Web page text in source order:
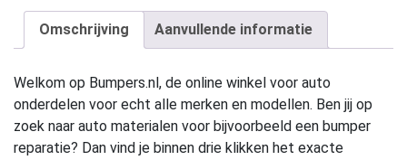
Omschrijving Aanvullende informatie
Welkom op Bumpers.nl, de online winkel voor auto
onderdelen voor echt alle merken en modellen. Ben jij op
zoek naar auto materialen voor bijvoorbeeld een bumper
reparatie? Dan vind je binnen drie klikken het exacte